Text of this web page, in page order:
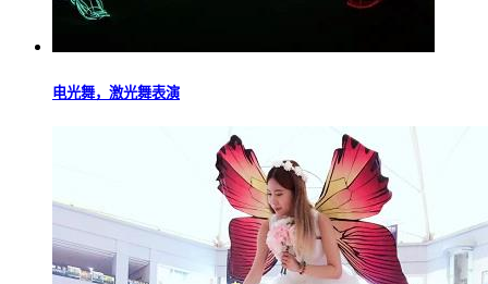
电光舞，激光舞表演